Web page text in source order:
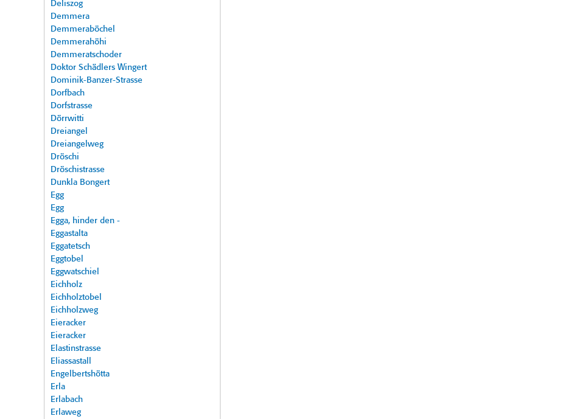
Deliszog
Demmera
Demmeraböchel
Demmerahöhi
Demmeratschoder
Doktor Schädlers Wingert
Dominik-Banzer-Strasse
Dorfbach
Dorfstrasse
Dörrwitti
Dreiangel
Dreiangelweg
Dröschi
Dröschistrasse
Dunkla Bongert
Egg
Egg
Egga, hinder den -
Eggastalta
Eggatetsch
Eggtobel
Eggwatschiel
Eichholz
Eichholztobel
Eichholzweg
Eieracker
Eieracker
Elastinstrasse
Eliassastall
Engelbertshötta
Erla
Erlabach
Erlaweg